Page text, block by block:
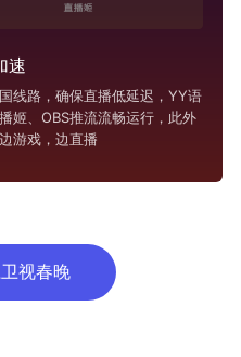
速
线路，确保直播低延迟，YY语
姬、OBS推流流畅运行，此外
游戏，边直播
视春晚